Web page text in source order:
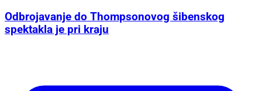
Odbrojavanje do Thompsonovog šibenskog
spektakla je pri kraju